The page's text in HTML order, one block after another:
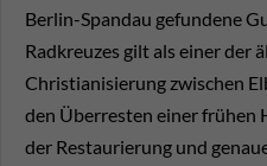
Berlin-Spandau gefundene
Radkreuzes gilt als einer der
Christianisierung zwischen
den Überresten einer frühen
der Restaurierung und